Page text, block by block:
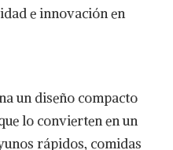
H900:
PARA
e innovación en
un diseño compacto
lo convierten en un
rápidos, comidas